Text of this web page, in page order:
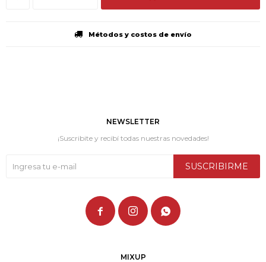
Métodos y costos de envío
MIXUP
NEWSLETTER
¡Suscribite y recibí todas nuestras novedades!
SUSCRIBIRME
  